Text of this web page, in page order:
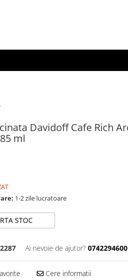
Davidoff Cafe Rich
ml
1-2 zile lucratoare
STOC
Ai nevoie de ajutor? 0742294600
Cere informatii